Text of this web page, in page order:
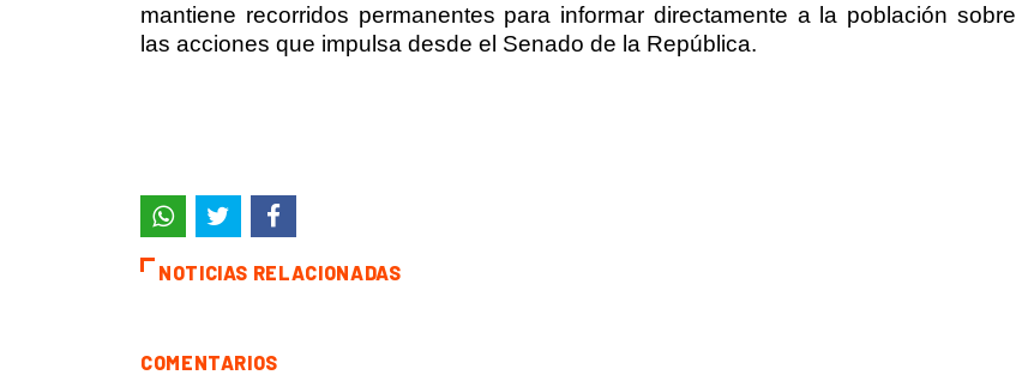
mantiene recorridos permanentes para informar directamente a la población sobre
las acciones que impulsa desde el Senado de la República.
NOTICIAS RELACIONADAS
COMENTARIOS